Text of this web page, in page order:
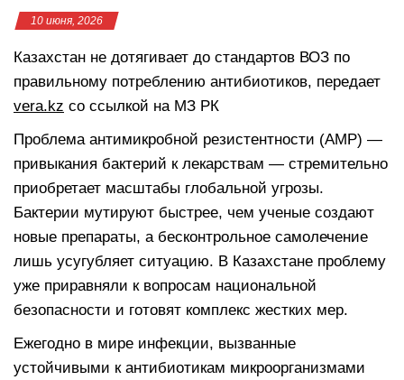
10 июня, 2026
Казахстан не дотягивает до стандартов ВОЗ по
правильному потреблению антибиотиков, передает
vera.kz со ссылкой на МЗ РК
Проблема антимикробной резистентности (АМР) —
привыкания бактерий к лекарствам — стремительно
приобретает масштабы глобальной угрозы.
Бактерии мутируют быстрее, чем ученые создают
новые препараты, а бесконтрольное самолечение
лишь усугубляет ситуацию. В Казахстане проблему
уже приравняли к вопросам национальной
безопасности и готовят комплекс жестких мер.
Ежегодно в мире инфекции, вызванные
устойчивыми к антибиотикам микроорганизмами